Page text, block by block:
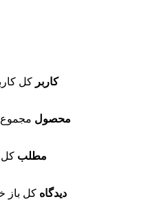
1811 کاربر کل
7442 محصول
8 مطلب
529 دیدگاه کل باز